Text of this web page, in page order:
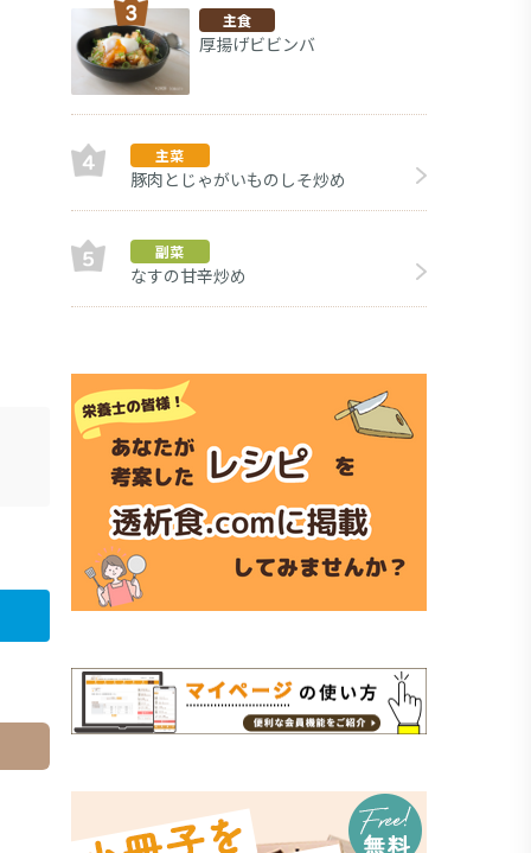
主食
厚揚げビビンバ
主菜
豚肉とじゃがいものしそ炒め
副菜
なすの甘辛炒め